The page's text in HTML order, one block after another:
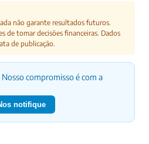
não garante resultados futuros.
de tomar decisões financeiras. Dados
de publicação.
compromisso é com a
notifique